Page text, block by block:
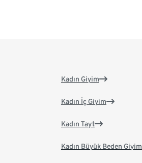
Kadın Giyim
Kadın İç Giyim
Kadın Tayt
Kadın Büyük Beden Giyim